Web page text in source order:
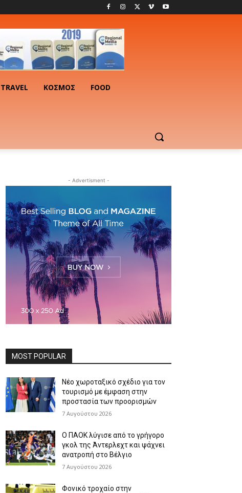
TRAVEL ΚΟΣΜΟΣ FOOD
- Advertisment -
MOST POPULAR
Νέο χωροταξικό σχέδιο για τον
τουρισμό με έμφαση στην
προστασία των προορισμών
7 Αυγούστου 2026
Ο ΠΑΟΚ λύγισε από το γρήγορο
γκολ της Άντερλεχτ και ψάχνει
ανατροπή στο Βέλγιο
7 Αυγούστου 2026
Φονικό τροχαίο στην